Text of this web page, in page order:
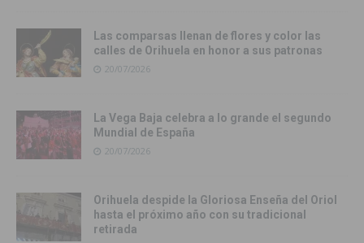
Las comparsas llenan de flores y color las
calles de Orihuela en honor a sus patronas
20/07/2026
La Vega Baja celebra a lo grande el segundo
Mundial de España
20/07/2026
Orihuela despide la Gloriosa Enseña del Oriol
hasta el próximo año con su tradicional
retirada